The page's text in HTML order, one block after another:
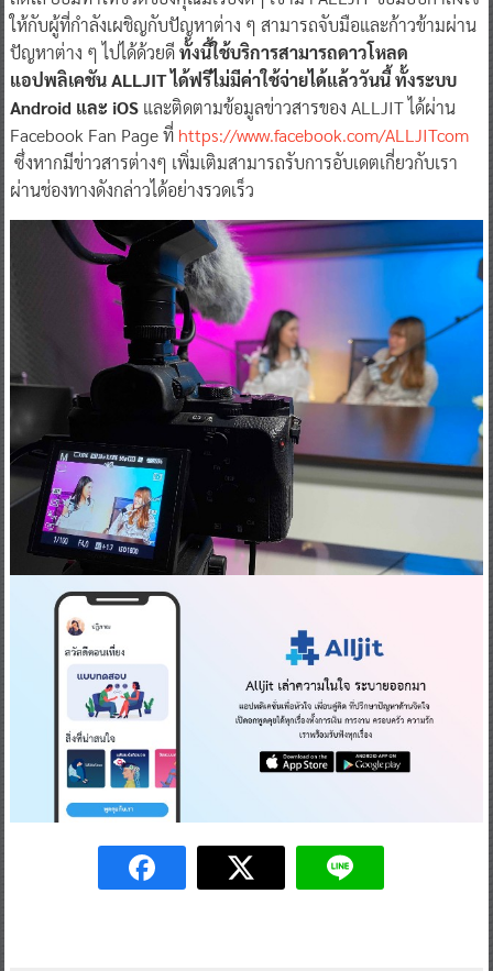
ให้กับผู้ที่กำลังเผชิญกับปัญหาต่าง ๆ สามารถจับมือและก้าวข้ามผ่าน
ปัญหาต่าง ๆ ไปได้ด้วยดีทั้งนี้ใช้บริการสามารถดาวโหลด
แอปพลิเคชัน ALLJIT ได้ฟรีไม่มีค่าใช้จ่ายได้แล้ววันนี้ ทั้งระบบ
Android และ iOSและติดตามข้อมูลข่าวสารของ ALLJIT ได้ผ่าน
Facebook Fan Page ที่ https://www.facebook.com/ALLJITcom
ซึ่งหากมีข่าวสารต่างๆ เพิ่มเติมสามารถรับการอับเดตเกี่ยวกับเรา
ผ่านช่องทางดังกล่าวได้อย่างรวดเร็ว